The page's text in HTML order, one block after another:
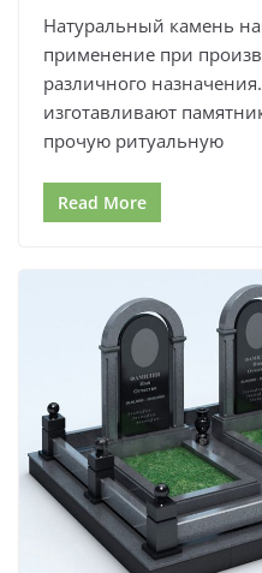
Натуральный камень
применение при
различного
изготавливают
прочую ритуальную
Read More